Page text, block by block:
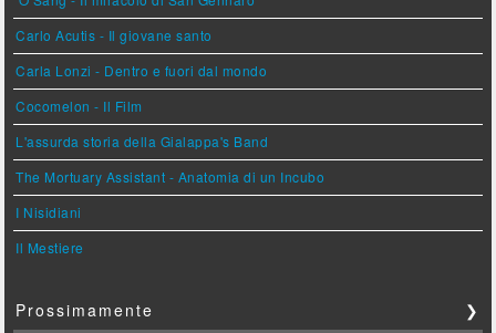
Carlo Acutis - Il giovane santo
Carla Lonzi - Dentro e fuori dal mondo
Cocomelon - Il Film
L'assurda storia della Gialappa's Band
The Mortuary Assistant - Anatomia di un Incubo
I Nisidiani
Il Mestiere
Prossimamente ❯